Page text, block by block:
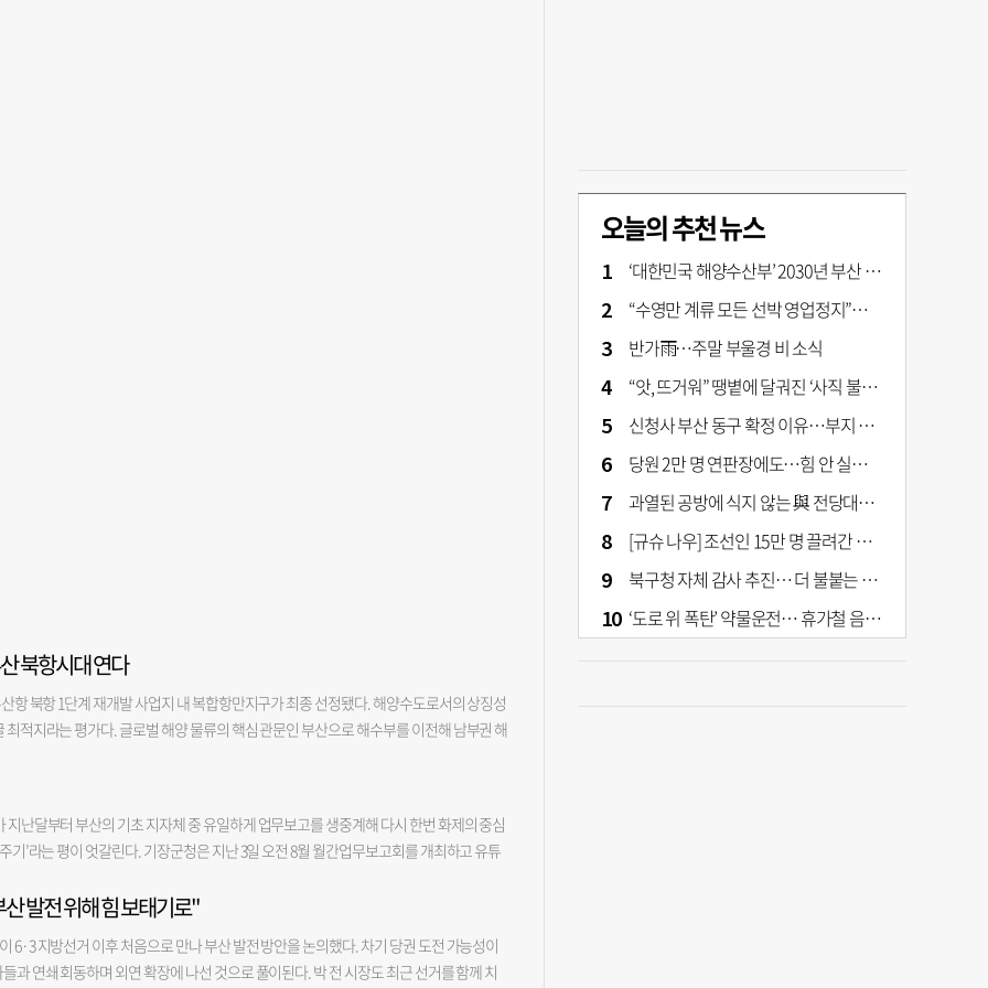
북항시대 연다
항 북항 1단계 재개발 사업지 내 복합항만지구가 최종 선정됐다. 해양수도로서의 상징성
적지라는 평가다. 글로벌 해양 물류의 핵심 관문인 부산으로 해수부를 이전해 남부권 해
㎡), 남구(용당동 국유지·3만 1000㎡), 중구(북항 재개발지역 내 해양문화지구·1만 3500
적인 건물 규모나 총사업비는 타 부처 협의 등을 거쳐 향후 확정될 예정이다. 류종영 해
체감할 수 있도록 조성할 계획”이라고 말했다. 동구가 제출한 제안은 부지 확보의 용
전 평가 항목에서 높은 점수를 받았다. 대상 부지는 현재 재개발 사업 시행사인 부산항만
부로 귀속될 예정이다. 더욱이 상업지역에 해당해 별도의 지구단위계획 변경 절차를 거
지난달부터 부산의 기초 지자체 중 유일하게 업무보고를 생중계해 다시 한번 화제의 중심
기’라는 평이 엇갈린다. 기장군청은 지난 3일 오전 8월 월간업무보고회를 개최하고 유튜
수는 “‘왕복 4차로를 낼 공간이 없는 것 아니냐’고 몇 번을 물었는데 담당 팀장은 ‘충분히
니 ‘다른 사업으로 돌리면 된다. 국비만 확보하면 된다’고 계속 우겼다”고 말했다. 한 지
영상은 5일 기준 50만 회가 넘는 조회수를 기록했다. 영상에는 긍정적인 평가가 담긴 댓
발전 위해 힘 보태기로"
6·3 지방선거 이후 처음으로 만나 부산 발전 방안을 논의했다. 차기 당권 도전 가능성이
과 연쇄 회동하며 외연 확장에 나선 것으로 풀이된다. 박 전 시장도 최근 선거를 함께 치
오늘의 추천 뉴스
‘대한민국 해양수산부’ 2030년 부산 북항시대 연다
“수영만 계류 모든 선박 영업정지”… 재개발 속도전
반가雨…주말 부울경 비 소식
“앗, 뜨거워” 땡볕에 달궈진 ‘사직 불가마’ 관중석 무려 70도
신청사 부산 동구 확정 이유…부지 용이성·접근성·집적 가능성이 운명 갈랐다 [해수부 북항 시대]
당원 2만 명 연판장에도…힘 안 실리는 ‘장동혁 사퇴’ 공세
과열된 공방에 식지 않는 與 전당대회… 호남·수도권 집중하는 후보들
[규슈 나우] 조선인 15만 명 끌려간 치쿠호 탄광… 대를 이은 진실 캐기
북구청 자체 감사 추진… 더 불붙는 북구 신청사 갈등
‘도로 위 폭탄’ 약물운전… 휴가철 음주와 병행 단속 [교통안전, 시민이 만든다]